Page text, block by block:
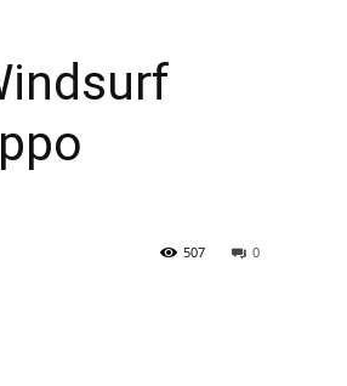
0
507